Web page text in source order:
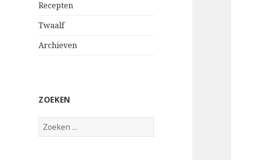
Recepten
Twaalf
Archieven
ZOEKEN
Zoeken
naar: